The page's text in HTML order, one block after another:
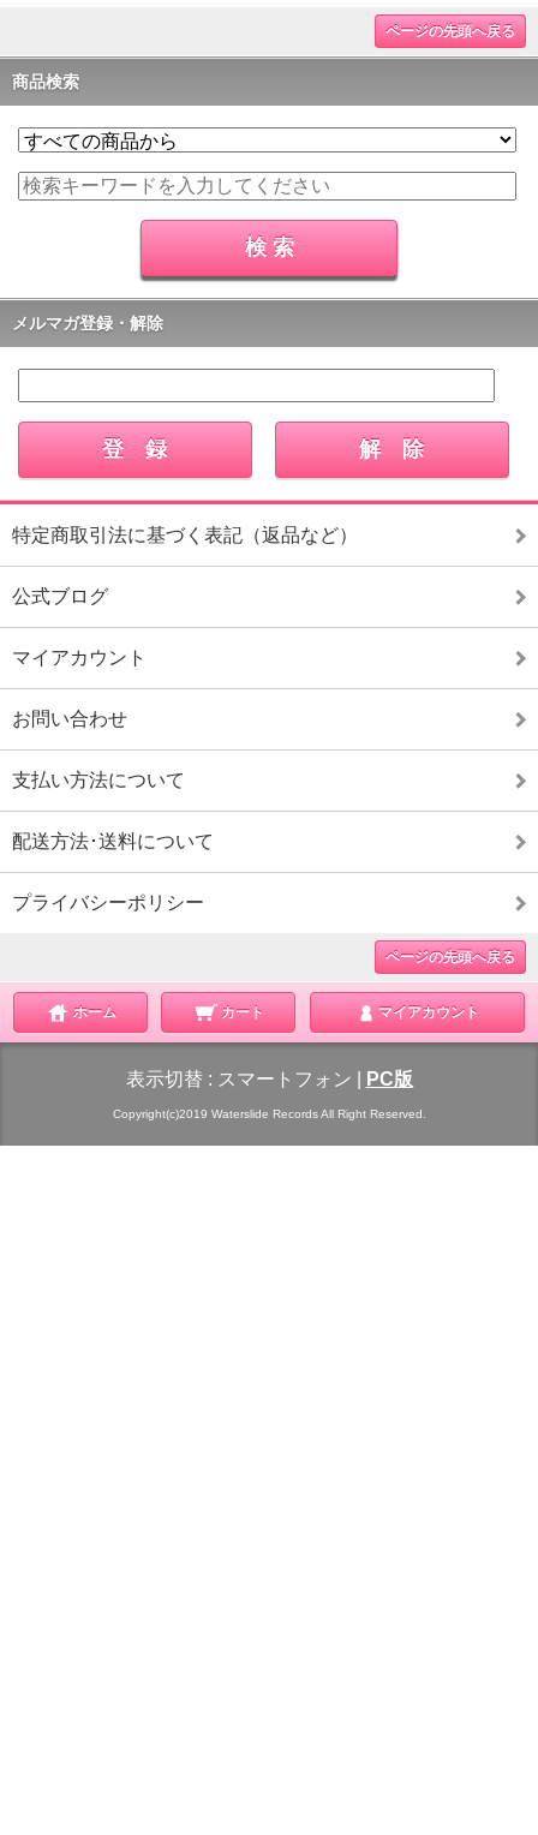
ページの先頭へ戻る
商品検索
メルマガ登録・解除
特定商取引法に基づく表記（返品など）
公式ブログ
マイアカウント
お問い合わせ
支払い方法について
配送方法･送料について
プライバシーポリシー
ページの先頭へ戻る
ホーム カート マイアカウント
表示切替 : スマートフォン PC版
Copyright(c)2019 Waterslide Records All Right Reserved.